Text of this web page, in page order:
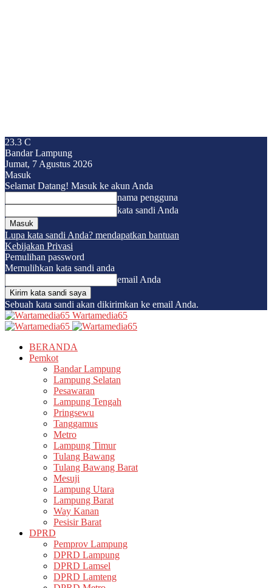
23.3 C
Bandar Lampung
Jumat, 7 Agustus 2026
Masuk
Selamat Datang! Masuk ke akun Anda
nama pengguna
kata sandi Anda
Lupa kata sandi Anda? mendapatkan bantuan
Kebijakan Privasi
Pemulihan password
Memulihkan kata sandi anda
email Anda
Sebuah kata sandi akan dikirimkan ke email Anda.
Wartamedia65
BERANDA
Pemkot
Bandar Lampung
Lampung Selatan
Pesawaran
Lampung Tengah
Pringsewu
Tanggamus
Metro
Lampung Timur
Tulang Bawang
Tulang Bawang Barat
Mesuji
Lampung Utara
Lampung Barat
Way Kanan
Pesisir Barat
DPRD
Pemprov Lampung
DPRD Lampung
DPRD Lamsel
DPRD Lamteng